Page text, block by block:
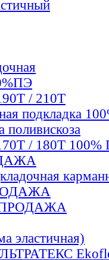
/ 210Т
подкладка
поливискоза
/ 180Т 100%
эластичная)